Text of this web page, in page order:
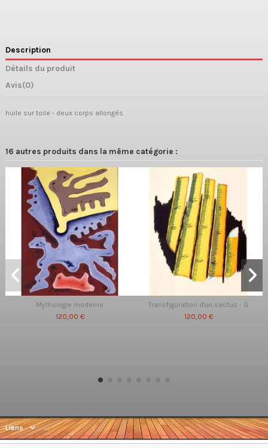
Description
Détails du produit
Avis(0)
huile sur toile - deux corps allongés
16 autres produits dans la même catégorie :
Mythologie moderne
120,00 €
Transfiguration d'un cactus - G
120,00 €
Liens